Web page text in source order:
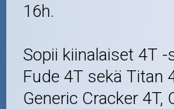
16h.
Sopii kiinalaiset 4T
Fude 4T sekä Titan
Generic Cracker 4T,